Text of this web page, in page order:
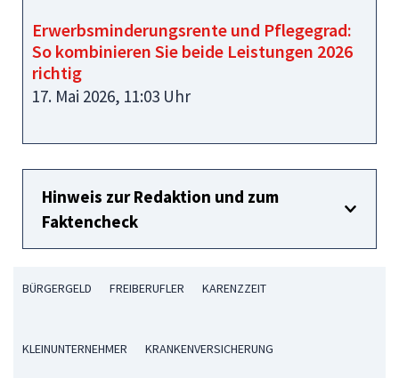
Erwerbsminderungsrente und Pflegegrad:
So kombinieren Sie beide Leistungen 2026
richtig
17. Mai 2026, 11:03 Uhr
Hinweis zur Redaktion und zum
Faktencheck
BÜRGERGELD FREIBERUFLER KARENZZEIT
KLEINUNTERNEHMER KRANKENVERSICHERUNG